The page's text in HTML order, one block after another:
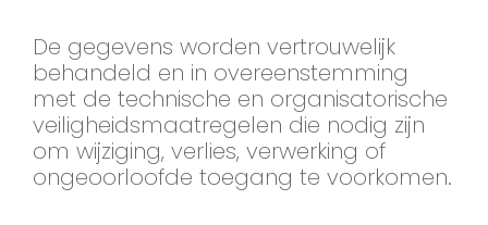
De gegevens worden vertrouwelijk
behandeld en in overeenstemming
met de technische en organisatorische
veiligheidsmaatregelen die nodig zijn
om wijziging, verlies, verwerking of
ongeoorloofde toegang te voorkomen.